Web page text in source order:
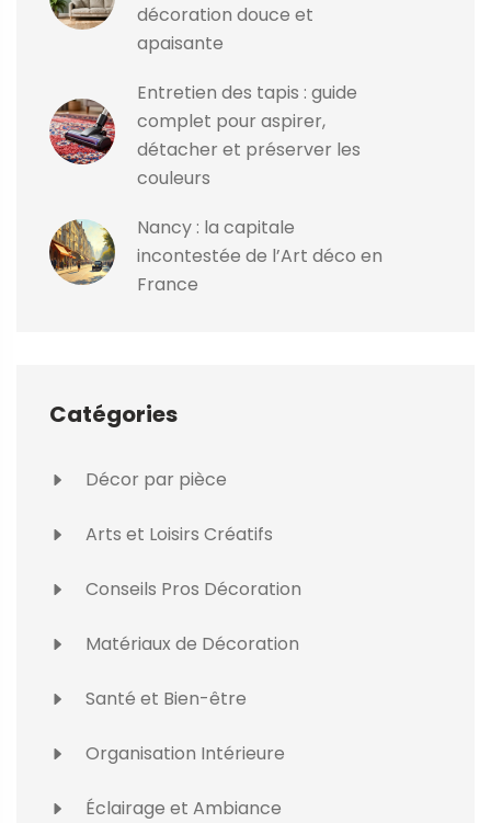
décoration douce et
apaisante
Entretien des tapis : guide
complet pour aspirer,
détacher et préserver les
couleurs
Nancy : la capitale
incontestée de l’Art déco en
France
Catégories
Décor par pièce
Arts et Loisirs Créatifs
Conseils Pros Décoration
Matériaux de Décoration
Santé et Bien-être
Organisation Intérieure
Éclairage et Ambiance